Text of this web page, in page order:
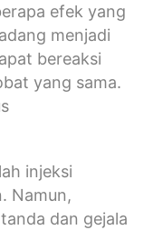
efek yang
menjadi
bereaksi
yang sama.
injeksi
Namun,
dan gejala